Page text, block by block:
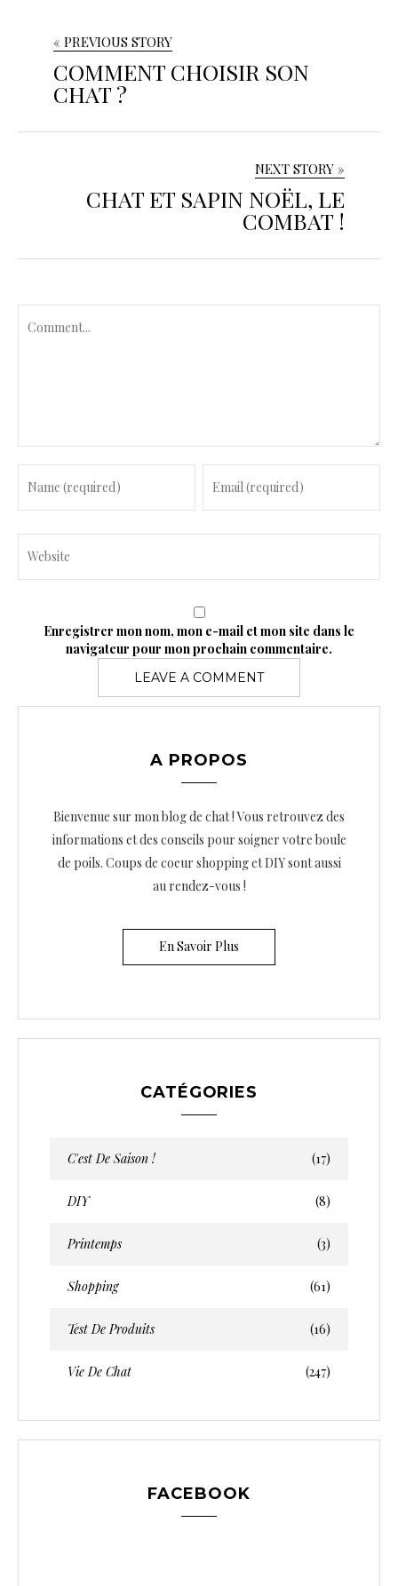
« PREVIOUS STORY
COMMENT CHOISIR SON
CHAT ?
NEXT STORY »
CHAT ET SAPIN NOËL, LE
COMBAT !
Enregistrer mon nom, mon e-mail et mon site dans le
navigateur pour mon prochain commentaire.
A PROPOS
Bienvenue sur mon blog de chat ! Vous retrouvez des
informations et des conseils pour soigner votre boule
de poils. Coups de coeur shopping et DIY sont aussi
au rendez-vous !
En Savoir Plus
CATÉGORIES
C'est De Saison ! (17)
DIY (8)
Printemps (3)
Shopping (61)
Test De Produits (16)
Vie De Chat (247)
FACEBOOK